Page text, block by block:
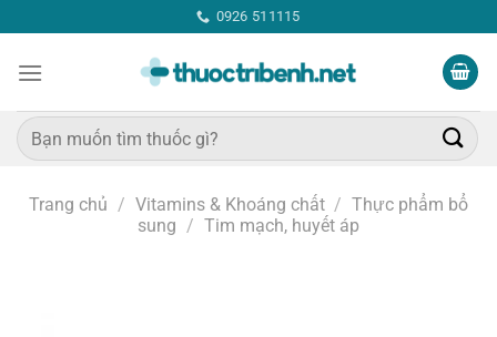
qua
nội
0926 511115
Tìm
kiếm:
Trang chủ / Vitamins & Khoáng chất / Thực phẩm bổ
sung / Tim mạch, huyết áp